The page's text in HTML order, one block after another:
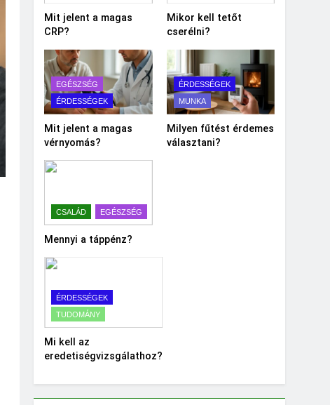
Mit jelent a magas
CRP?
Mikor kell tetőt
cserélni?
EGÉSZSÉG
ÉRDESSÉGEK
Mit jelent a magas
vérnyomás?
ÉRDESSÉGEK
MUNKA
Milyen fűtést érdemes
választani?
CSALÁD EGÉSZSÉG
Mennyi a táppénz?
ÉRDESSÉGEK
TUDOMÁNY
Mi kell az
eredetiségvizsgálathoz?